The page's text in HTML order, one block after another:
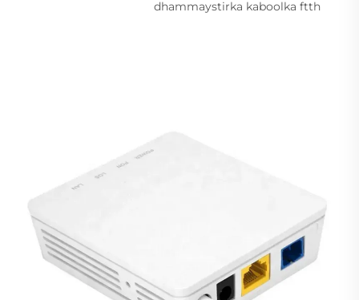
dhammaystirka kaboolka ftth